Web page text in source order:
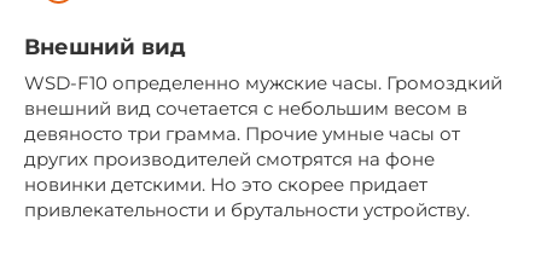
Внешний вид
WSD-F10 определенно мужские часы. Громоздкий
внешний вид сочетается с небольшим весом в
девяносто три грамма. Прочие умные часы от
других производителей смотрятся на фоне
новинки детскими. Но это скорее придает
привлекательности и брутальности устройству.